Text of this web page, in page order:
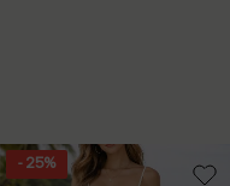
- 25%